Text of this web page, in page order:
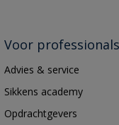
Voor professionals
Advies & service
Sikkens academy
Opdrachtgevers